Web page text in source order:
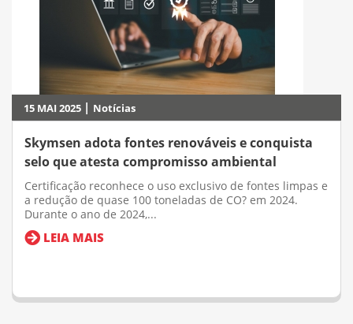
15 MAI 2025 | Notícias
Skymsen adota fontes renováveis e conquista
selo que atesta compromisso ambiental
Certificação reconhece o uso exclusivo de fontes limpas e
a redução de quase 100 toneladas de CO? em 2024.
Durante o ano de 2024,...
LEIA MAIS